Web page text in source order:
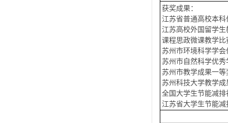
获奖成果：
江苏省普通高校本
江苏高校外国留学
课程思政微课教学
苏州市环境科学学
苏州市自然科学优
苏州市教学成果一等
苏州科技大学教学
全国大学生节能减
江苏省大学生节能